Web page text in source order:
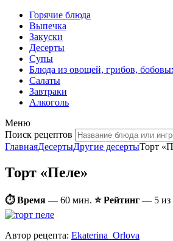
Горячие блюда
Выпечка
Закуски
Десерты
Супы
Блюда из овощей, грибов,
Салаты
Завтраки
Алкоголь
Меню
Поиск рецептов
ГлавнаяДесертыДругие десертыТорт
Торт «Пеле»
⏱ Время — 60 мин. ⭐ Рейтинг — 5 из
Автор рецепта: Ekaterina_Orlova